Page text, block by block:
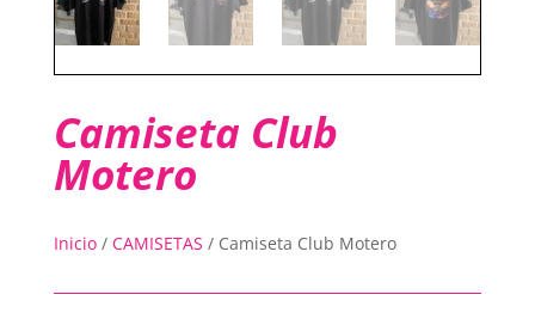
Camiseta Club
Motero
Inicio/ CAMISETAS / Camiseta Club Motero